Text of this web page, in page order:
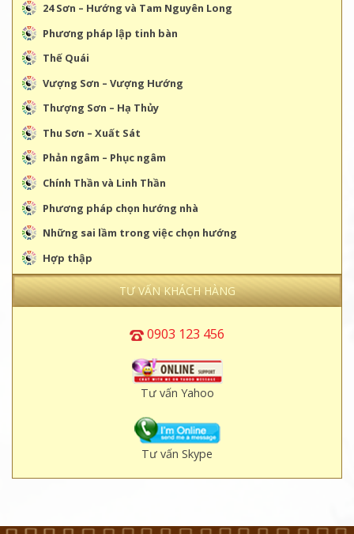
24 Sơn – Hướng và Tam Nguyên Long
Phương pháp lập tinh bàn
Thế Quái
Vượng Sơn – Vượng Hướng
Thượng Sơn – Hạ Thủy
Thu Sơn – Xuất Sát
Phản ngâm – Phục ngâm
Chính Thần và Linh Thần
Phương pháp chọn hướng nhà
Những sai lầm trong việc chọn hướng
Hợp thập
TƯ VẤN KHÁCH HÀNG
0903 123 456
Tư vấn Yahoo
Tư vấn Skype